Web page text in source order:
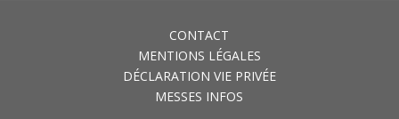
CONTACT
MENTIONS LÉGALES
DÉCLARATION VIE PRIVÉE
MESSES INFOS